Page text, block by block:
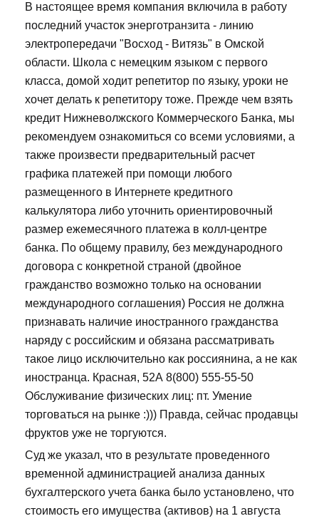
В настоящее время компания включила в работу
последний участок энерготранзита - линию
электропередачи "Восход - Витязь" в Омской
области. Школа с немецким языком с первого
класса, домой ходит репетитор по языку, уроки не
хочет делать к репетитору тоже. Прежде чем взять
кредит Нижневолжского Коммерческого Банка, мы
рекомендуем ознакомиться со всеми условиями, а
также произвести предварительный расчет
графика платежей при помощи любого
размещенного в Интернете кредитного
калькулятора либо уточнить ориентировочный
размер ежемесячного платежа в колл-центре
банка. По общему правилу, без международного
договора с конкретной страной (двойное
гражданство возможно только на основании
международного соглашения) Россия не должна
признавать наличие иностранного гражданства
наряду с российским и обязана рассматривать
такое лицо исключительно как россиянина, а не как
иностранца. Красная, 52А 8(800) 555-55-50
Обслуживание физических лиц: пт. Умение
торговаться на рынке :))) Правда, сейчас продавцы
фруктов уже не торгуются.
Суд же указал, что в результате проведенного
временной администрацией анализа данных
бухгалтерского учета банка было установлено, что
стоимость его имущества (активов) на 1 августа